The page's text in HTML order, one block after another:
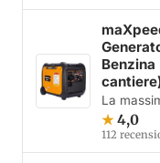
La
cantiere
★4,0
112